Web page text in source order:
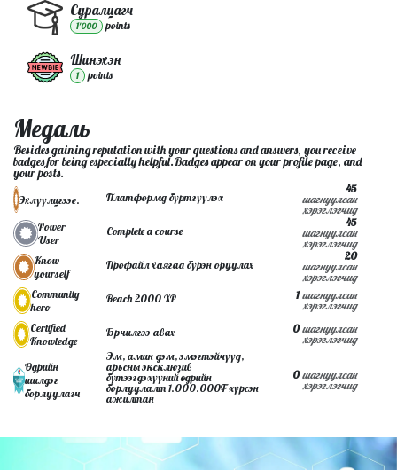
Суралцагч
1'000 points
Шинэхэн
1 points
Медаль
Besides gaining reputation with your questions and answers, you receive
badges for being especially helpful.Badges appear on your profile page, and
your posts.
Эхлүүлцгээе. Платформд бүртгүүлэх
45
шагнуулсан
хэрэглэгчид
Power
User
Complete a course
45
шагнуулсан
хэрэглэгчид
Know
yourself
Профайл хаягаа бүрэн оруулах
20
шагнуулсан
хэрэглэгчид
Community
hero
Reach 2000 XP 1 шагнуулсан
хэрэглэгчид
Certified
Knowledge
Гэрчилгээ авах 0 шагнуулсан
хэрэглэгчид
Өдрийн
шилдэг
борлуулагч
Эм, амин дэм, эмэгтэйчүүд,
арьсны эксклюзив
бүтээгдэхүүний өдрийн
борлуулалт 1.000.000₮ хүрсэн
ажилтан
0 шагнуулсан
хэрэглэгчид